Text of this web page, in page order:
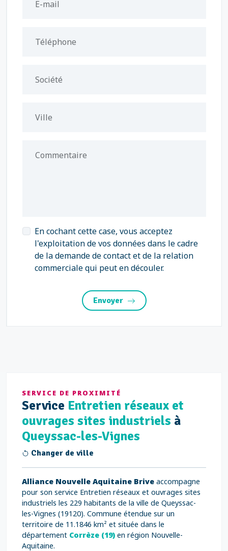
E-mail
Téléphone
Société
Ville
Commentaire
En cochant cette case, vous acceptez
l'exploitation de vos données dans le cadre
de la demande de contact et de la relation
commerciale qui peut en découler.
Envoyer
SERVICE DE PROXIMITÉ
Service Entretien réseaux et
ouvrages sites industriels à
Queyssac-les-Vignes
Changer de ville
Alliance Nouvelle Aquitaine Brive accompagne
pour son service Entretien réseaux et ouvrages sites
industriels les 229 habitants de la ville de Queyssac-
les-Vignes (19120). Commune étendue sur un
territoire de 11.1846 km² et située dans le
département Corrèze (19) en région Nouvelle-
Aquitaine.